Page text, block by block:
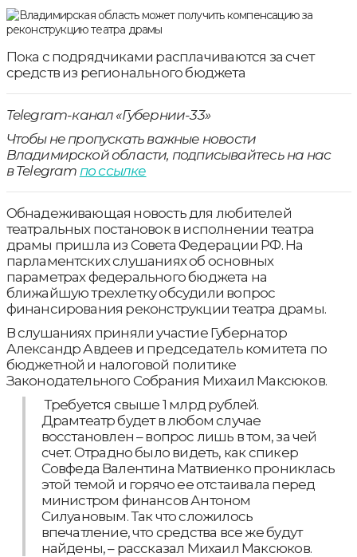
Пока с подрядчиками расплачиваются за счет
средств из регионального бюджета
Telegram-канал «Губернии-33»
Чтобы не пропускать важные новости
Владимирской области, подписывайтесь на нас
в Telegram по ссылке
Обнадеживающая новость для любителей
театральных постановок в исполнении театра
драмы пришла из Совета Федерации РФ. На
парламентских слушаниях об основных
параметрах федерального бюджета на
ближайшую трехлетку обсудили вопрос
финансирования реконструкции театра драмы.
В слушаниях приняли участие Губернатор
Александр Авдеев и председатель комитета по
бюджетной и налоговой политике
Законодательного Собрания Михаил Максюков.
Требуется свыше 1 млрд рублей.
Драмтеатр будет в любом случае
восстановлен – вопрос лишь в том, за чей
счет. Отрадно было видеть, как спикер
Совфеда Валентина Матвиенко прониклась
этой темой и горячо ее отстаивала перед
министром финансов Антоном
Силуановым. Так что сложилось
впечатление, что средства все же будут
найдены, – рассказал Михаил Максюков.